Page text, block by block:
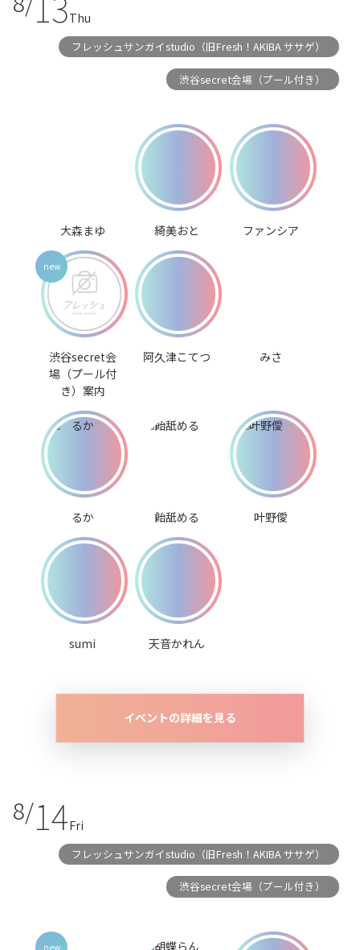
Thu
フレッシュサンガイstudio（旧Fresh！AKIBA ササゲ）
渋谷secret会場（プール付き）
大森まゆ 綺美おと ファンシア
渋谷secret会
場（プール付
き）案内
阿久津こてつ みさ
るか 飴舐める 叶野僾
sumi 天音かれん
イベントの詳細を見る
8/14Fri
フレッシュサンガイstudio（旧Fresh！AKIBA ササゲ）
渋谷secret会場（プール付き）